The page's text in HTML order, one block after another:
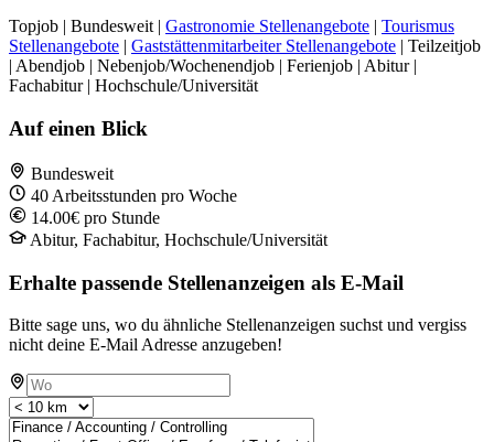
Topjob | Bundesweit | Gastronomie Stellenangebote | Tourismus
Stellenangebote | Gaststättenmitarbeiter Stellenangebote | Teilzeitjob
| Abendjob | Nebenjob/Wochenendjob | Ferienjob | Abitur |
Fachabitur | Hochschule/Universität
Auf einen Blick
Bundesweit
40 Arbeitsstunden pro Woche
14.00€ pro Stunde
Abitur, Fachabitur, Hochschule/Universität
Erhalte passende Stellenanzeigen als E-Mail
Bitte sage uns, wo du ähnliche Stellenanzeigen suchst und vergiss
nicht deine E-Mail Adresse anzugeben!